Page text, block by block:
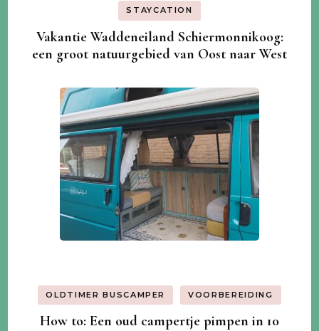
STAYCATION
Vakantie Waddeneiland Schiermonnikoog:
een groot natuurgebied van Oost naar West
OLDTIMER BUSCAMPER VOORBEREIDING
How to: Een oud campertje pimpen in 10